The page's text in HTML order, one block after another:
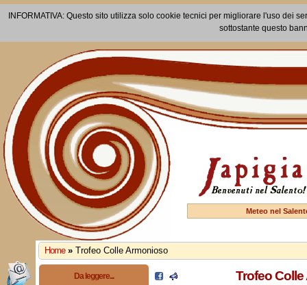
INFORMATIVA: Questo sito utilizza solo cookie tecnici per migliorare l'uso dei
sottostante questo
Meteo nel
Home » Trofeo Colle Armonioso
Da leggere... Trofeo